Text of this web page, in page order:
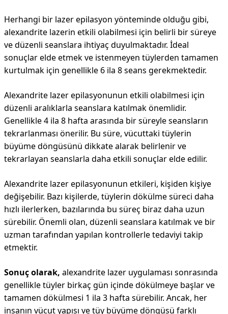
Herhangi bir lazer epilasyon yönteminde olduğu gibi,
alexandrite lazerin etkili olabilmesi için belirli bir süreye
ve düzenli seanslara ihtiyaç duyulmaktadır. İdeal
sonuçlar elde etmek ve istenmeyen tüylerden tamamen
kurtulmak için genellikle 6 ila 8 seans gerekmektedir.
Alexandrite lazer epilasyonunun etkili olabilmesi için
düzenli aralıklarla seanslara katılmak önemlidir.
Genellikle 4 ila 8 hafta arasında bir süreyle seansların
tekrarlanması önerilir. Bu süre, vücuttaki tüylerin
büyüme döngüsünü dikkate alarak belirlenir ve
tekrarlayan seanslarla daha etkili sonuçlar elde edilir.
Alexandrite lazer epilasyonunun etkileri, kişiden kişiye
değişebilir. Bazı kişilerde, tüylerin dökülme süreci daha
hızlı ilerlerken, bazılarında bu süreç biraz daha uzun
sürebilir. Önemli olan, düzenli seanslara katılmak ve bir
uzman tarafından yapılan kontrollerle tedaviyi takip
etmektir.
Sonuç olarak, alexandrite lazer uygulaması sonrasında
genellikle tüyler birkaç gün içinde dökülmeye başlar ve
tamamen dökülmesi 1 ila 3 hafta sürebilir. Ancak, her
insanın vücut yapısı ve tüy büyüme döngüsü farklı